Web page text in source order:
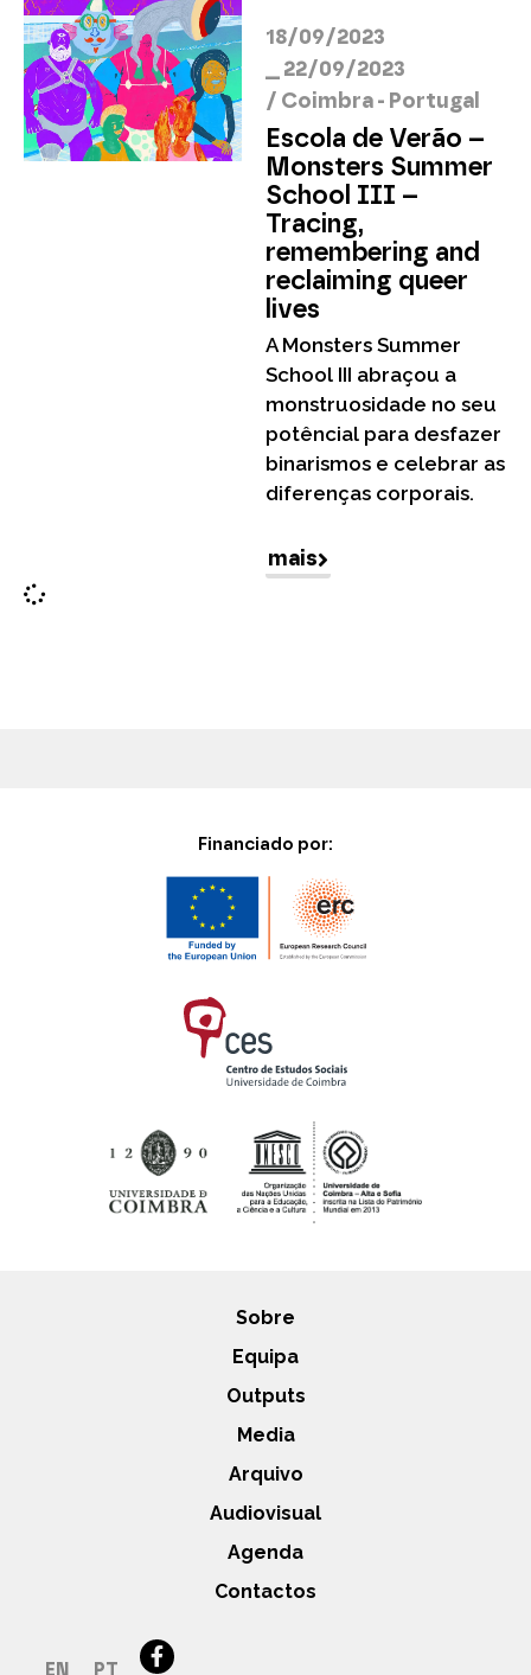
18/09/2023
__ 22/09/2023
/ Coimbra - Portugal
Escola de Verão –
Monsters Summer
School III –
Tracing,
remembering and
reclaiming queer
lives
A Monsters Summer
School III abraçou a
monstruosidade no seu
potêncial para desfazer
binarismos e celebrar as
diferenças corporais.
mais
Financiado por:
Sobre
Equipa
Outputs
Media
Arquivo
Audiovisual
Agenda
Contactos
EN PT